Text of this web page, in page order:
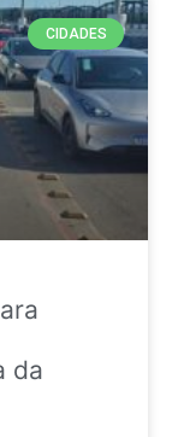
CIDADES
da